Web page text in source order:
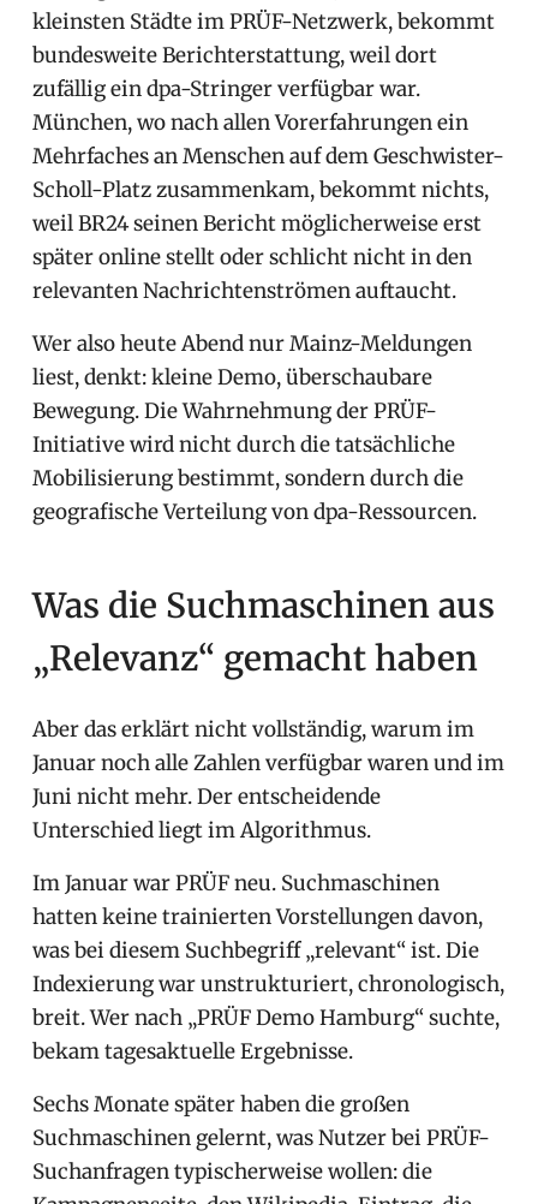
kleinsten Städte im PRÜF-Netzwerk, bekommt
bundesweite Berichterstattung, weil dort
zufällig ein dpa-Stringer verfügbar war.
München, wo nach allen Vorerfahrungen ein
Mehrfaches an Menschen auf dem Geschwister-
Scholl-Platz zusammenkam, bekommt nichts,
weil BR24 seinen Bericht möglicherweise erst
später online stellt oder schlicht nicht in den
relevanten Nachrichtenströmen auftaucht.
Wer also heute Abend nur Mainz-Meldungen
liest, denkt: kleine Demo, überschaubare
Bewegung. Die Wahrnehmung der PRÜF-
Initiative wird nicht durch die tatsächliche
Mobilisierung bestimmt, sondern durch die
geografische Verteilung von dpa-Ressourcen.
Was die Suchmaschinen aus
„Relevanz“ gemacht haben
Aber das erklärt nicht vollständig, warum im
Januar noch alle Zahlen verfügbar waren und im
Juni nicht mehr. Der entscheidende
Unterschied liegt im Algorithmus.
Im Januar war PRÜF neu. Suchmaschinen
hatten keine trainierten Vorstellungen davon,
was bei diesem Suchbegriff „relevant“ ist. Die
Indexierung war unstrukturiert, chronologisch,
breit. Wer nach „PRÜF Demo Hamburg“ suchte,
bekam tagesaktuelle Ergebnisse.
Sechs Monate später haben die großen
Suchmaschinen gelernt, was Nutzer bei PRÜF-
Suchanfragen typischerweise wollen: die